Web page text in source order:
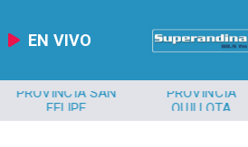
EN VIVO
PROVINCIA SAN
FELIPE
PROVINCIA
QUILLOTA